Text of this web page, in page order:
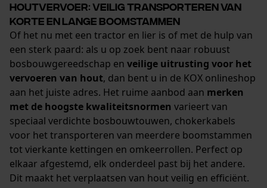
Houtvervoer: veilig transporteren van
korte en lange boomstammen
Of het nu met een tractor en lier is of met de hulp van
een sterk paard: als u op zoek bent naar robuust
bosbouwgereedschap en veilige uitrusting voor het
vervoeren van hout, dan bent u in de KOX onlineshop
aan het juiste adres. Het ruime aanbod aan merken
met de hoogste kwaliteitsnormen varieert van
speciaal verdichte bosbouwtouwen, chokerkabels
voor het transporteren van meerdere boomstammen
tot vierkante kettingen en omkeerrollen. Perfect op
elkaar afgestemd, elk onderdeel past bij het andere.
Dit maakt het verplaatsen van hout veilig en efficiënt.